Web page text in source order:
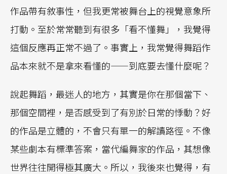
作品帶有敘事性，但我更常被舞台上的視覺意象所
打動。至於常常聽到有很多「看不懂舞」，我覺得
這個反應再正常不過了。事實上，我常覺得舞蹈作
品本來就不是拿來看懂的——到底要去懂什麼呢？
說起舞蹈，最迷人的地方，其實是你在那個當下、
那個空間裡，是否感受到了有別於日常的悸動？好
的作品是立體的，不會只有單一的解讀路徑。不像
某些劇本有標準答案，當代編舞家的作品，其想像
世界往往開得極其廣大。所以，我後來也覺得，有